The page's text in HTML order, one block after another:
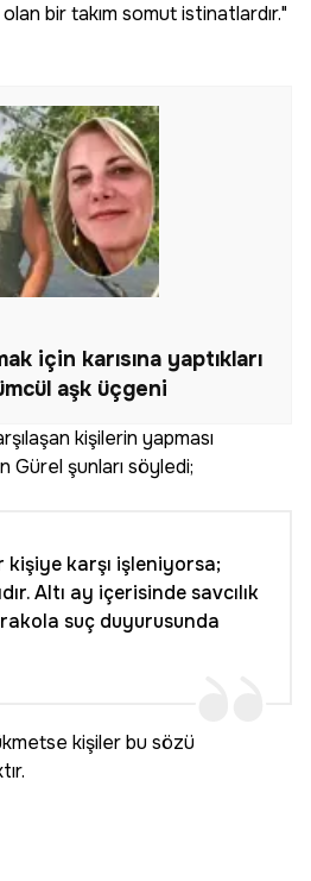
bir takım somut istinatlardır."
için karısına yaptıkları
aşk üçgeni
kişilerin yapması
Gürel şunları söyledi;
kişiye karşı işleniyorsa;
Altı ay içerisinde savcılık
suç duyurusunda
kişiler bu sözü